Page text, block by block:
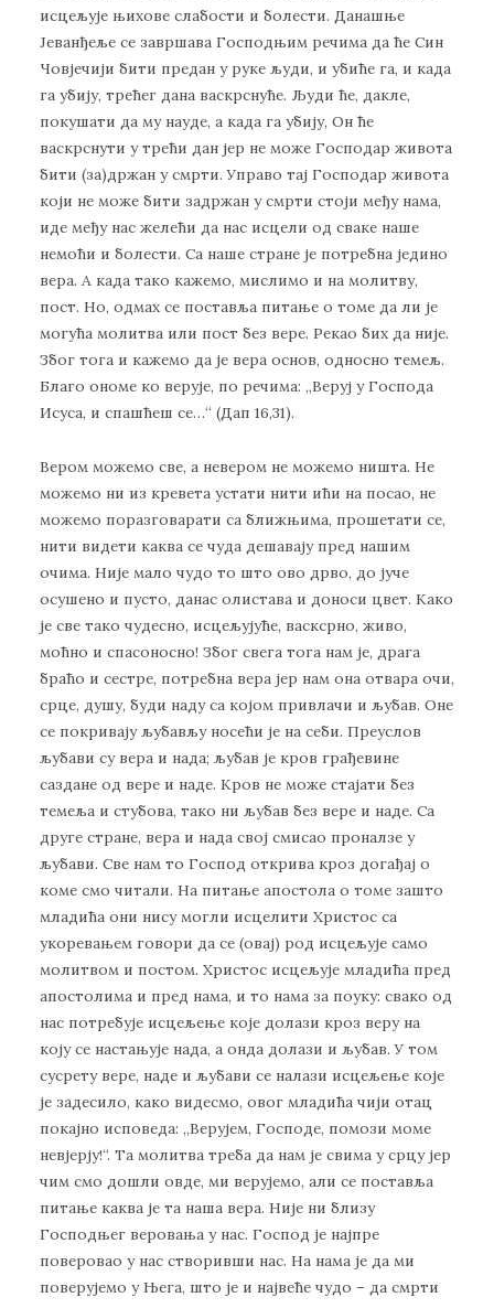
исцељује њихове слабости и болести. Данашње
Јеванђеље се завршава Господњим речима да ће Син
Човјечији бити предан у руке људи, и убиће га, и када
га убију, трећег дана васкрснуће. Људи ће, дакле,
покушати да му науде, а када га убију, Он ће
васкрснути у трећи дан јер не може Господар живота
бити (за)држан у смрти. Управо тај Господар живота
који не може бити задржан у смрти стоји међу нама,
иде међу нас желећи да нас исцели од сваке наше
немоћи и болести. Са наше стране је потребна једино
вера. А када тако кажемо, мислимо и на молитву,
пост. Но, одмах се поставља питање о томе да ли је
могућа молитва или пост без вере. Рекао бих да није.
Због тога и кажемо да је вера основ, односно темељ.
Благо ономе ко верује, по речима: „Веруј у Господа
Исуса, и спашћеш се…“ (Дап 16,31).
Вером можемо све, а невером не можемо ништа. Не
можемо ни из кревета устати нити ићи на посао, не
можемо поразговарати са ближњима, прошетати се,
нити видети каква се чуда дешавају пред нашим
очима. Није мало чудо то што ово дрво, до јуче
осушено и пусто, данас олистава и доноси цвет. Како
је све тако чудесно, исцељујуће, васксрно, живо,
моћно и спасоносно! Због свега тога нам је, драга
браћо и сестре, потребна вера јер нам она отвара очи,
срце, душу, буди наду са којом привлачи и љубав. Оне
се покривају љубављу носећи је на себи. Преуслов
љубави су вера и нада; љубав је кров грађевине
саздане од вере и наде. Кров не може стајати без
темеља и стубова, тако ни љубав без вере и наде. Са
друге стране, вера и нада свој смисао проналзе у
љубави. Све нам то Господ открива кроз догађај о
коме смо читали. На питање апостола о томе зашто
младића они нису могли исцелити Христос са
укоревањем говори да се (овај) род исцељује само
молитвом и постом. Христос исцељује младића пред
апостолима и пред нама, и то нама за поуку: свако од
нас потребује исцељење које долази кроз веру на
коју се настањује нада, а онда долази и љубав. У том
сусрету вере, наде и љубави се налази исцељење које
је задесило, како видесмо, овог младића чији отац
покајно исповеда: ,,Верујем, Господе, помози моме
невјерју!“. Та молитва треба да нам је свима у срцу јер
чим смо дошли овде, ми верујемо, али се поставља
питање каква је та наша вера. Није ни близу
Господњег веровања у нас. Господ је најпре
поверовао у нас створивши нас. На нама је да ми
поверујемо у Њега, што је и највеће чудо – да смрти